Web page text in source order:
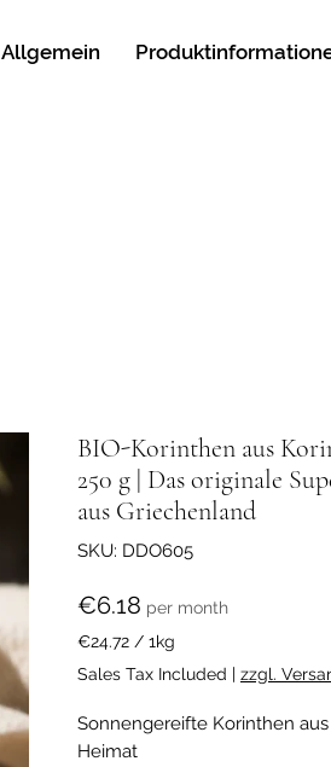
Allgemein
BIO-Korinthen aus
250 g | Das originale
aus Griechenland
SKU: DDO605
€6.18 Price
per month
€24.72 / 1kg
€24.72
Kilogram
Sales Tax Included | zzgl.
Sonnengereifte Korinthen
Heimat